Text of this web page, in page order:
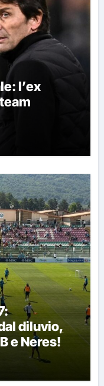
l’ex
diluvio,
e Neres!